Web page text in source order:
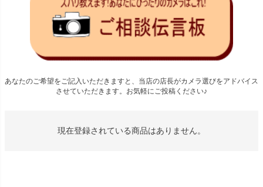
あなたのご希望をご記入いただきますと、当店の店長がカメラ選びをアドバイス
させていただきます。お気軽にご投稿ください♪
現在登録されている商品はありません。